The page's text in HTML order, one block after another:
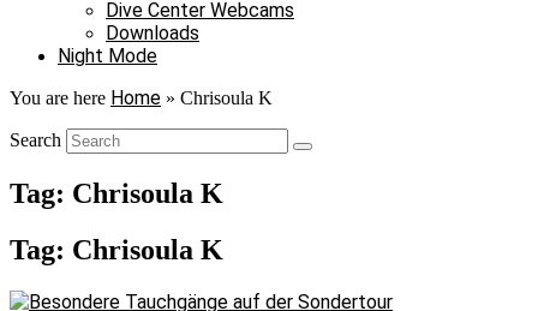
Dive Center Webcams
Downloads
Night Mode
You are here Home » Chrisoula K
Search
Tag: Chrisoula K
Tag: Chrisoula K